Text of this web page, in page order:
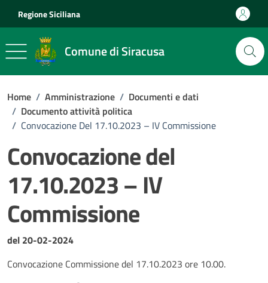
Regione Siciliana
Comune di Siracusa
Home / Amministrazione / Documenti e dati
/ Documento attività politica
/ Convocazione Del 17.10.2023 – IV Commissione
Convocazione del
17.10.2023 – IV
Commissione
Dettagli del documento
del 20-02-2024
Convocazione Commissione del 17.10.2023 ore 10.00.